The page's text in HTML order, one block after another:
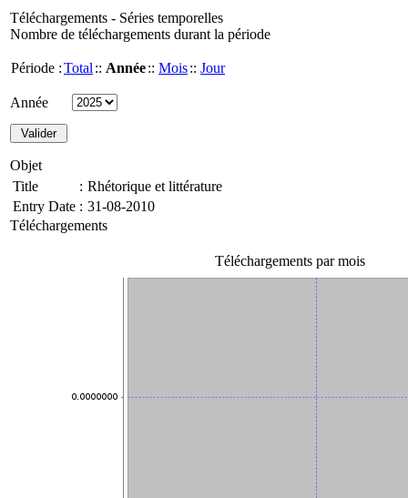
Téléchargements - Séries temporelles
Nombre de téléchargements durant la période
Période :Total :: Année:: Mois:: Jour
Année
Objet
Title
: Rhétorique et littérature
Entry Date : 31-08-2010
Téléchargements
Téléchargements par mois